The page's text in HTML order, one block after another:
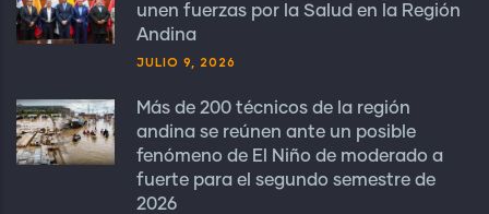
unen fuerzas por la Salud en la Región
Andina
JULIO 9, 2026
Más de 200 técnicos de la región
andina se reúnen ante un posible
fenómeno de El Niño de moderado a
fuerte para el segundo semestre de
2026